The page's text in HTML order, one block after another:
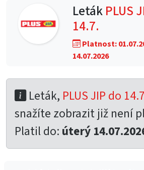
LetákPLUS
14.7.
Platnost:
14.07.2026
Leták, PLUS JIP do
snažíte zobrazit již není
Platil do: úterý